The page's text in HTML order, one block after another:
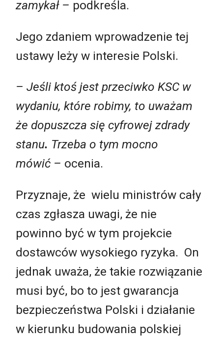
zamykał – podkreśla.
Jego zdaniem wprowadzenie tej
ustawy leży w interesie Polski.
– Jeśli ktoś jest przeciwko KSC w
wydaniu, które robimy, to uważam
że dopuszcza się cyfrowej zdrady
stanu. Trzeba o tym mocno
mówić – ocenia.
Przyznaje, że wielu ministrów cały
czas zgłasza uwagi, że nie
powinno być w tym projekcie
dostawców wysokiego ryzyka. On
jednak uważa, że takie rozwiązanie
musi być, bo to jest gwarancja
bezpieczeństwa Polski i działanie
w kierunku budowania polskiej